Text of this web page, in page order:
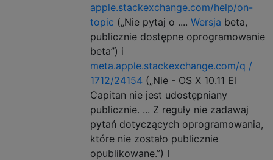
apple.stackexchange.com/help/on-
topic („Nie pytaj o .... Wersja beta,
publicznie dostępne oprogramowanie
beta”) i
meta.apple.stackexchange.com/q /
1712/24154 („Nie - OS X 10.11 El
Capitan nie jest udostępniany
publicznie. ... Z reguły nie zadawaj
pytań dotyczących oprogramowania,
które nie zostało publicznie
opublikowane.”) I